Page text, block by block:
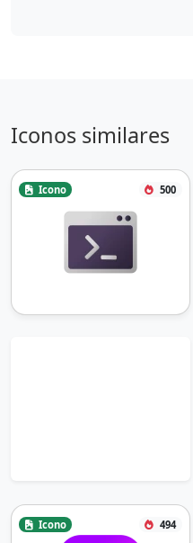
Iconos similares
Icono 500
Icono 494